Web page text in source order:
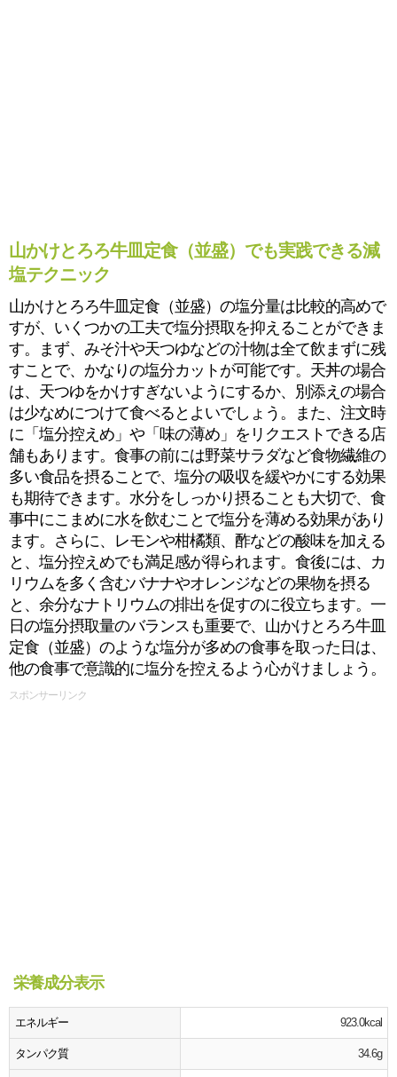
山かけとろろ牛皿定食（並盛）でも実践できる減
塩テクニック
山かけとろろ牛皿定食（並盛）の塩分量は比較的高めで
すが、いくつかの工夫で塩分摂取を抑えることができま
す。まず、みそ汁や天つゆなどの汁物は全て飲まずに残
すことで、かなりの塩分カットが可能です。天丼の場合
は、天つゆをかけすぎないようにするか、別添えの場合
は少なめにつけて食べるとよいでしょう。また、注文時
に「塩分控えめ」や「味の薄め」をリクエストできる店
舗もあります。食事の前には野菜サラダなど食物繊維の
多い食品を摂ることで、塩分の吸収を緩やかにする効果
も期待できます。水分をしっかり摂ることも大切で、食
事中にこまめに水を飲むことで塩分を薄める効果があり
ます。さらに、レモンや柑橘類、酢などの酸味を加える
と、塩分控えめでも満足感が得られます。食後には、カ
リウムを多く含むバナナやオレンジなどの果物を摂る
と、余分なナトリウムの排出を促すのに役立ちます。一
日の塩分摂取量のバランスも重要で、山かけとろろ牛皿
定食（並盛）のような塩分が多めの食事を取った日は、
他の食事で意識的に塩分を控えるよう心がけましょう。
スポンサーリンク
栄養成分表示
エネルギー 923.0kcal
タンパク質 34.6g